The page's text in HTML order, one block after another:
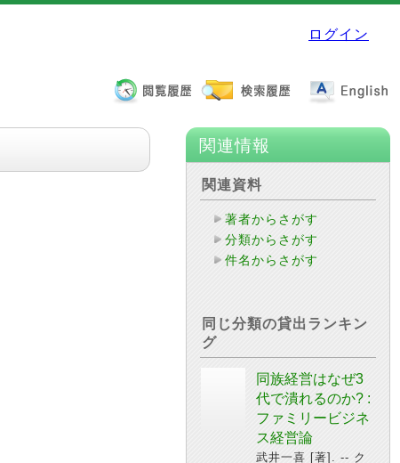
ログイン
関連情報
関連資料
著者からさがす
分類からさがす
件名からさがす
同じ分類の貸出ランキン
グ
同族経営はなぜ3
代で潰れるのか? :
ファミリービジネ
ス経営論
武井一喜 [著]. -- ク